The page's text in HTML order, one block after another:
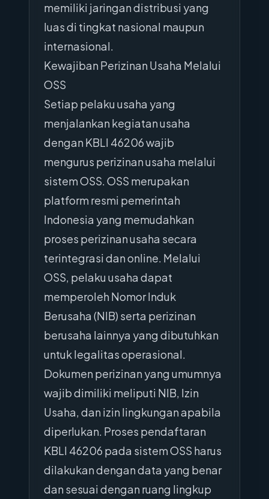
memiliki jaringan distribusi yang
luas di tingkat nasional maupun
internasional.
Kewajiban Perizinan Usaha Melalui
OSS
Setiap pelaku usaha yang
menjalankan kegiatan usaha
dengan KBLI 46206 wajib
mengurus perizinan usaha melalui
sistem OSS. OSS merupakan
platform resmi pemerintah
Indonesia yang memudahkan
proses perizinan usaha secara
terintegrasi dan online. Melalui
OSS, pelaku usaha dapat
memperoleh Nomor Induk
Berusaha (NIB) serta perizinan
berusaha lainnya yang dibutuhkan
untuk legalitas operasional.
Dokumen perizinan yang umumnya
wajib dimiliki meliputi NIB, Izin
Usaha, dan izin lingkungan apabila
diperlukan. Proses pendaftaran
KBLI 46206 pada sistem OSS harus
dilakukan dengan data yang benar
dan sesuai dengan ruang lingkup